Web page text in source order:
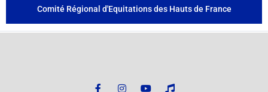
Comité Régional d'Equitations des Hauts de France